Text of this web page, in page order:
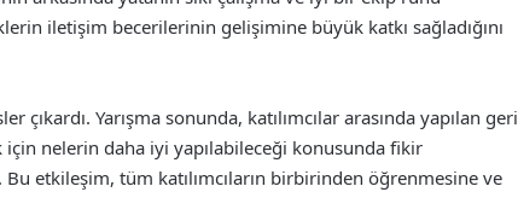
iletişim becerilerinin gelişimine büyük katkı sağladığını
Yarışma sonunda, katılımcılar arasında yapılan geri
nelerin daha iyi yapılabileceği konusunda fikir
Bu etkileşim, tüm katılımcıların birbirinden öğrenmesine ve